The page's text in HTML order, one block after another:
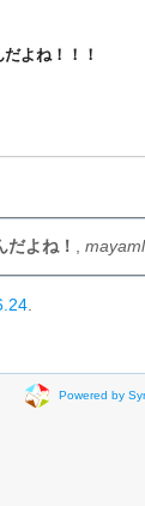
よね！！！
よね！ ,
.
Powered by